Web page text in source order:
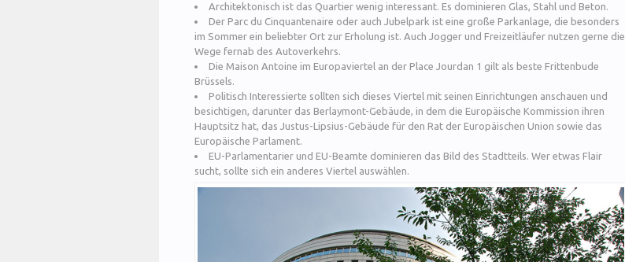
Architektonisch ist das Quartier wenig interessant. Es dominieren Glas, Stahl und Beton.
Der Parc du Cinquantenaire oder auch Jubelpark ist eine große Parkanlage, die besonders
im Sommer ein beliebter Ort zur Erholung ist. Auch Jogger und Freizeitläufer nutzen gerne die
Wege fernab des Autoverkehrs.
Die Maison Antoine im Europaviertel an der Place Jourdan 1 gilt als beste Frittenbude
Brüssels.
Politisch Interessierte sollten sich dieses Viertel mit seinen Einrichtungen anschauen und
besichtigen, darunter das Berlaymont-Gebäude, in dem die Europäische Kommission ihren
Hauptsitz hat, das Justus-Lipsius-Gebäude für den Rat der Europäischen Union sowie das
Europäische Parlament.
EU-Parlamentarier und EU-Beamte dominieren das Bild des Stadtteils. Wer etwas Flair
sucht, sollte sich ein anderes Viertel auswählen.